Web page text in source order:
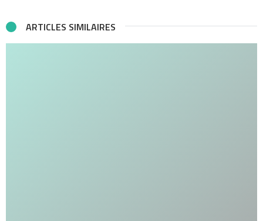
ARTICLES SIMILAIRES